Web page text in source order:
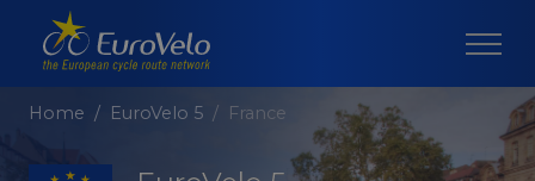
Home EuroVelo 5 France